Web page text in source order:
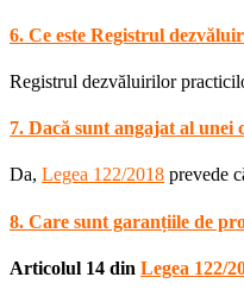
6. Ce este Registrul
Registrul dezvăluirilor
7. Dacă sunt angajat al
Da, Legea 122/2018 prevede
8. Care sunt garanțiile de
Articolul 14 din Legea 122/